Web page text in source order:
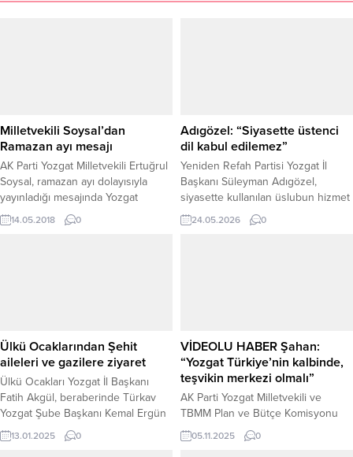
Milletvekili Soysal’dan
Ramazan ayı mesajı
AK Parti Yozgat Milletvekili Ertuğrul
Soysal, ramazan ayı dolayısıyla
yayınladığı mesajında Yozgat
halkının ve tüm İslam aleminin
ramazan ayını tebrik ederek bu
14.05.2018 0
Adıgözel: “Siyasette üstenci
dil kabul edilemez”
Yeniden Refah Partisi Yozgat İl
Başkanı Süleyman Adıgözel,
siyasette kullanılan üslubun hizmet
yarışı ve karşılıklı saygı
çerçevesinde olması gerektiğini
Arslan’a yönelik açıklamalarına
ilişkin değerlendirmelerde
bulundu....
24.05.2026 0
Ülkü Ocaklarından Şehit
aileleri ve gazilere ziyaret
Ülkü Ocakları Yozgat İl Başkanı
Fatih Akgül, beraberinde Türkav
Yozgat Şube Başkanı Kemal Ergün
ve yönetim kurulu üyeleri ile
birlikte, şehit ailelerini ve gazileri
13.01.2025 0
VİDEOLU HABER Şahan:
“Yozgat Türkiye’nin kalbinde,
teşvikin merkezi olmalı”
AK Parti Yozgat Milletvekili ve
TBMM Plan ve Bütçe Komisyonu
Üyesi Süleyman Şahan, Türkiye
Büyük Millet Meclisi Plan ve Bütçe
05.11.2025 0